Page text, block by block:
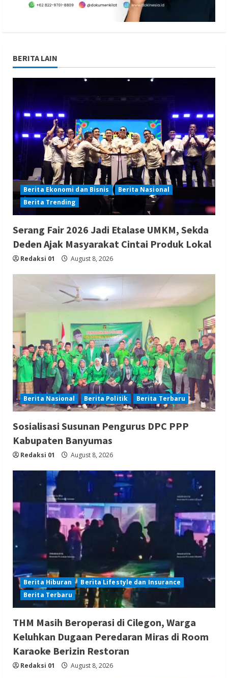
BERITA LAIN
Berita Ekonomi dan Bisnis
Berita Nasional
Berita Trending
Serang Fair 2026 Jadi Etalase UMKM, Sekda
Deden Ajak Masyarakat Cintai Produk Lokal
Redaksi 01 August 8, 2026
Berita Nasional Berita Politik Berita Terbaru
Sosialisasi Susunan Pengurus DPC PPP
Kabupaten Banyumas
Redaksi 01 August 8, 2026
Berita Hiburan
Berita Lifestyle dan Insurance
Berita Terbaru
THM Masih Beroperasi di Cilegon, Warga
Keluhkan Dugaan Peredaran Miras di Room
Karaoke Berizin Restoran
Redaksi 01 August 8, 2026